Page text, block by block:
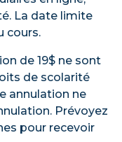
La date limite
cours.
de 19$ ne sont
de scolarité
annulation ne
Prévoyez
pour recevoir